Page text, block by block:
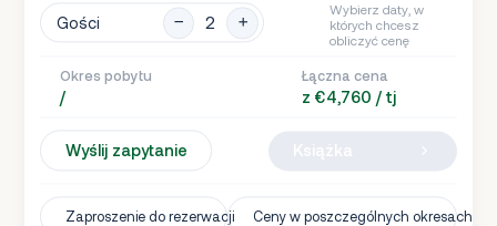
Gości
Wybierz daty, w
których chcesz
obliczyć cenę
Okres pobytu
/
Łączna cena
z €4,760 / tj
Wyślij zapytanie
Zaproszenie do rezerwacji Ceny w poszczególnych okresach